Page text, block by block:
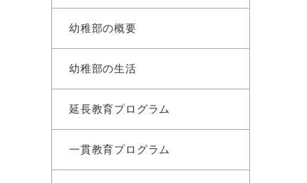
幼稚部の概要
幼稚部の生活
延長教育プログラム
一貫教育プログラム